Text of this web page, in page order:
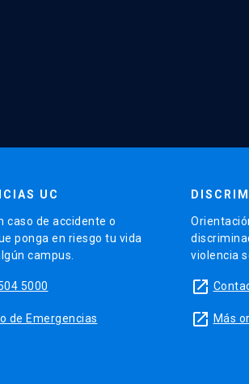
UC
caso de accidente o
ponga en riesgo tu vida
campus.
5000
de Emergencias
violencia
launch
launch Más